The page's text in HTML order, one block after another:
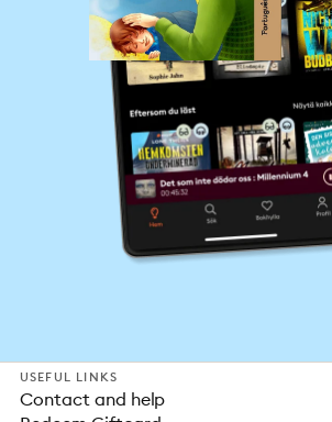
USEFUL LINKS
Contact and help